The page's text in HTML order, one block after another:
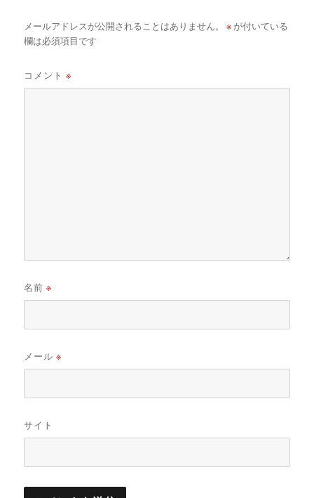
メールアドレスが公開されることはありません。 ※ が付いている
欄は必須項目です
コメント※
名前※
メール※
サイト